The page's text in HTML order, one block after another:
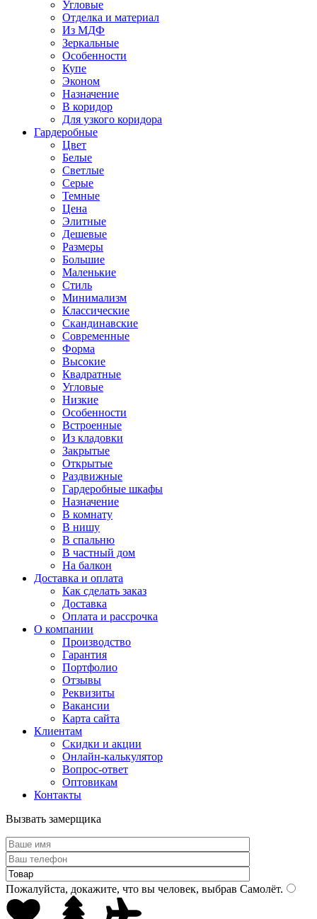
Угловые
Отделка и материал
Из МДФ
Зеркальные
Особенности
Купе
Эконом
Назначение
В коридор
Для узкого коридора
Гардеробные
Цвет
Белые
Светлые
Серые
Темные
Цена
Элитные
Дешевые
Размеры
Большие
Маленькие
Стиль
Минимализм
Классические
Скандинавские
Современные
Форма
Высокие
Квадратные
Угловые
Низкие
Особенности
Встроенные
Из кладовки
Закрытые
Открытые
Раздвижные
Гардеробные шкафы
Назначение
В комнату
В нишу
В спальню
В частный дом
На балкон
Доставка и оплата
Как сделать заказ
Доставка
Оплата и рассрочка
О компании
Производство
Гарантия
Портфолио
Отзывы
Реквизиты
Вакансии
Карта сайта
Клиентам
Скидки и акции
Онлайн-калькулятор
Вопрос-ответ
Оптовикам
Контакты
Вызвать замерщика
Пожалуйста, докажите, что вы человек, выбрав Самолёт.